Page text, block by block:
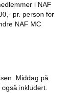
i NAF
pr. person for
NAF MC
Middag på
inkludert.